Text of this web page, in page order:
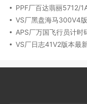
APS厂万国飞行员计时
VS厂日志41V2版本最